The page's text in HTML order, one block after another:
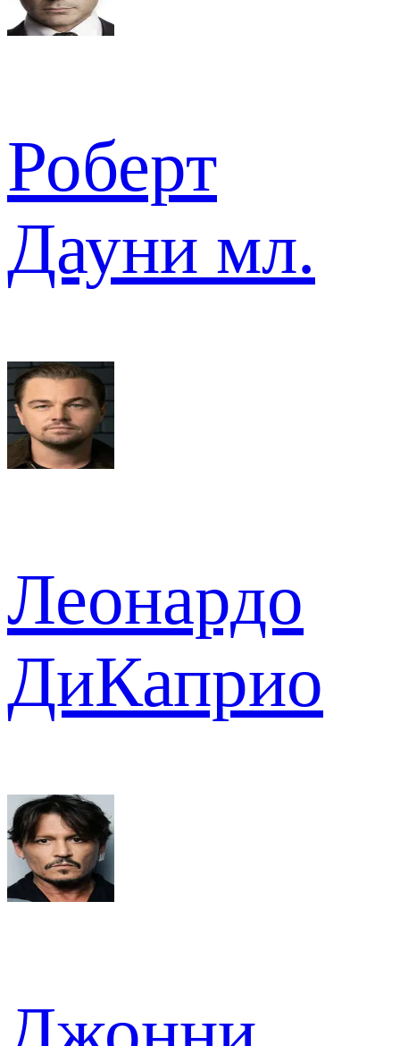
Роберт
Дауни мл.
Леонардо
ДиКаприо